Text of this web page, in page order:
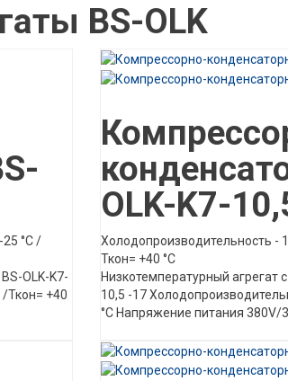
BS-OLK
°C /
OLK-K7-
Ткон= +40
OLK-K7-
Холодопроизводительность -
Ткон= +40 °C
Низкотемпературный агрегат
10,5 -17
°C Напряжение питания